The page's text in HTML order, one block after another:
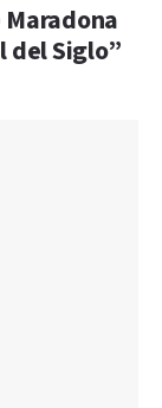
del Siglo”